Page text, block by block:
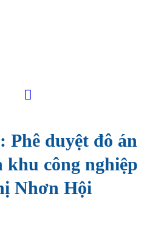
duyệt đô án
khu công nghiệp
Nhơn Hội